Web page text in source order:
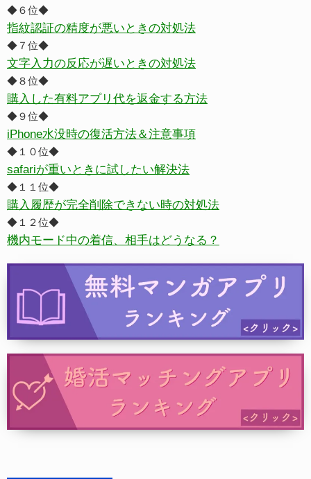
◆６位◆
指紋認証の精度が悪いときの対処法
◆７位◆
文字入力の反応が遅いときの対処法
◆８位◆
購入した有料アプリ代を返金する方法
◆９位◆
iPhone水没時の復活方法＆注意事項
◆１０位◆
safariが重いときに試したい解決法
◆１１位◆
購入履歴が完全削除できない時の対処法
◆１２位◆
機内モード中の着信、相手はどうなる？